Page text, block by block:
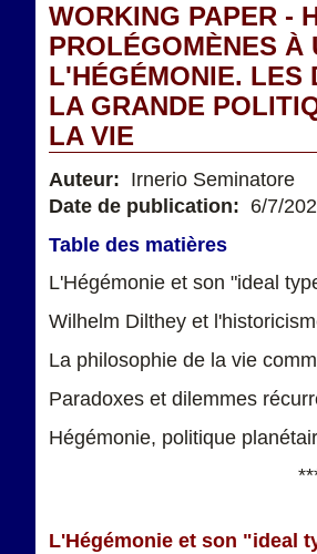
WORKING PAPER -
PROLÉGOMÈNES À
L'HÉGÉMONIE. LES
LA GRANDE
LA VIE
Auteur: Irnerio Seminatore
Date de publication: 6/7/
Table des matières
L'Hégémonie et son "ideal
Wilhelm Dilthey et
La philosophie de la vie
Paradoxes et dilemmes
Hégémonie, politique
L'Hégémonie et son "ideal